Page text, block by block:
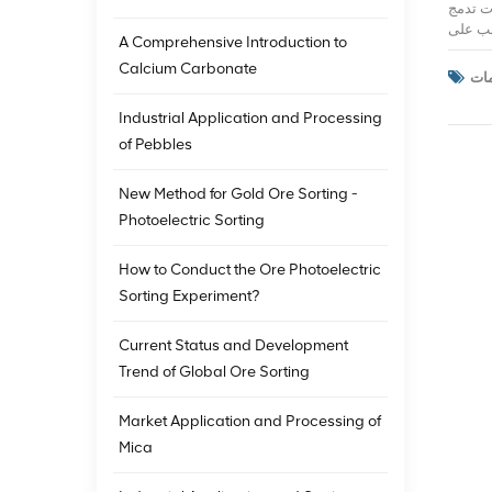
تدمج
الطلب على
إن
A Comprehensive Introduction to
Calcium Carbonate
Industrial Application and Processing
of Pebbles
New Method for Gold Ore Sorting -
Photoelectric Sorting
How to Conduct the Ore Photoelectric
Sorting Experiment?
Current Status and Development
Trend of Global Ore Sorting
Market Application and Processing of
Mica